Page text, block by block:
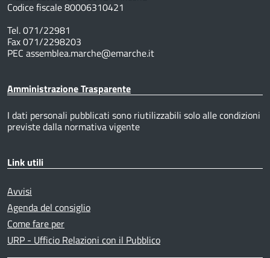
Codice fiscale 80006310421
Tel. 071/22981
Fax 071/2298203
PEC assemblea.marche@emarche.it
Amministrazione Trasparente
I dati personali pubblicati sono riutilizzabili solo alle condizioni
previste dalla normativa vigente
Link utili
Avvisi
Agenda del consiglio
Come fare per
URP - Ufficio Relazioni con il Pubblico